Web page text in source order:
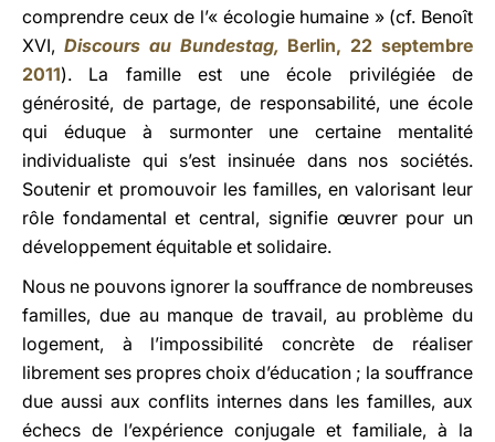
comprendre ceux de l’« écologie humaine » (cf. Benoît
XVI, Discours au Bundestag, Berlin, 22 septembre
2011). La famille est une école privilégiée de
générosité, de partage, de responsabilité, une école
qui éduque à surmonter une certaine mentalité
individualiste qui s’est insinuée dans nos sociétés.
Soutenir et promouvoir les familles, en valorisant leur
rôle fondamental et central, signifie œuvrer pour un
développement équitable et solidaire.
Nous ne pouvons ignorer la souffrance de nombreuses
familles, due au manque de travail, au problème du
logement, à l’impossibilité concrète de réaliser
librement ses propres choix d’éducation ; la souffrance
due aussi aux conflits internes dans les familles, aux
échecs de l’expérience conjugale et familiale, à la